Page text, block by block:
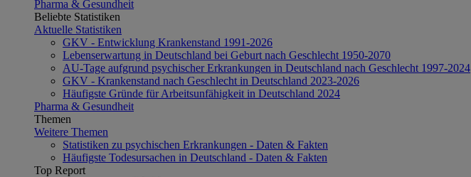
Pharma & Gesundheit
Beliebte Statistiken
Aktuelle Statistiken
GKV - Entwicklung Krankenstand 1991-2026
Lebenserwartung in Deutschland bei Geburt nach Geschlecht 1950-2070
AU-Tage aufgrund psychischer Erkrankungen in Deutschland nach Geschlecht 1997-2024
GKV - Krankenstand nach Geschlecht in Deutschland 2023-2026
Häufigste Gründe für Arbeitsunfähigkeit in Deutschland 2024
Pharma & Gesundheit
Themen
Weitere Themen
Statistiken zu psychischen Erkrankungen - Daten & Fakten
Häufigste Todesursachen in Deutschland - Daten & Fakten
Top Report